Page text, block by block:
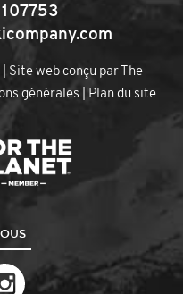
Site web conçu par The
générales Plan du site